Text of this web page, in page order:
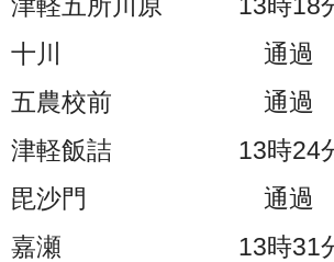
十川 通
五農校前
津軽飯詰 13時
毘沙門 通
嘉瀬 13時